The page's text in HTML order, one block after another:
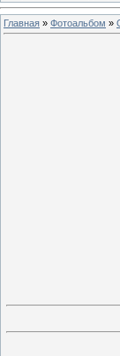
Главная » Фотоальбом »